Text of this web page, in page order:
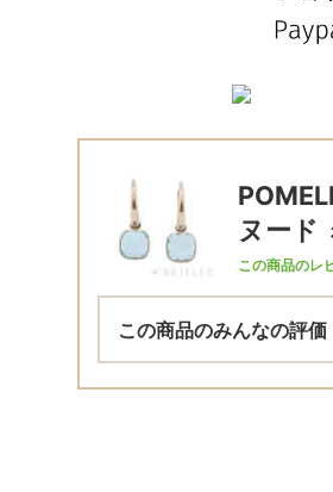
ヌード
この商品のレ
この商品のみんなの評価